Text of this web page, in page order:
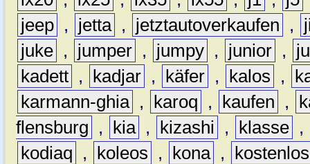
jeep , jetta , jetztautoverkaufen ,
juke , jumper , jumpy , junior ,
kadett , kadjar , käfer , kalos ,
karmann-ghia , karoq , kaufen ,
flensburg
, kia , kizashi , klasse ,
kodiaq
, koleos , kona ,
kostenlos